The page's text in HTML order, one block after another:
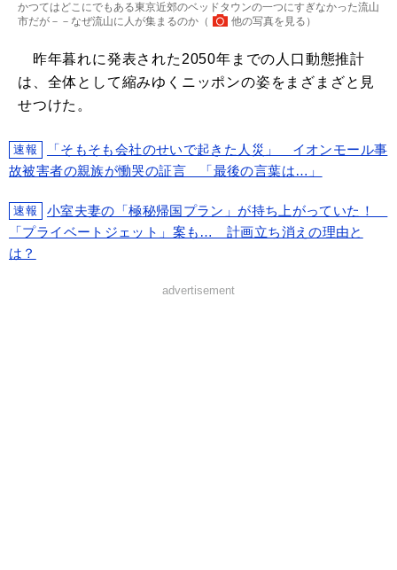
かつてはどこにでもある東京近郊のベッドタウンの一つにすぎなかった流山
市だが－－なぜ流山に人が集まるのか（
他の写真を見る ）
昨年暮れに発表された2050年までの人口動態推計
は、全体として縮みゆくニッポンの姿をまざまざと見
せつけた。
速報
「そもそも会社のせいで起きた人災」 イオンモール事
故被害者の親族が慟哭の証言 「最後の言葉は…」
速報
小室夫妻の「極秘帰国プラン」が持ち上がっていた！
「プライベートジェット」案も… 計画立ち消えの理由と
は？
advertisement